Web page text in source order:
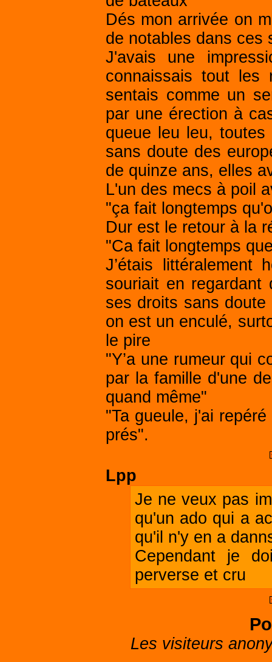
Dés mon arrivée on
de notables dans ces
J'avais une
connaissais tout les
sentais comme un
par une érection à
queue leu leu,
sans doute des
de quinze ans, elles
L'un des mecs à poil
"ça fait longtemps
Dur est le retour à la
"Ca fait longtemps
J’étais
souriait en regardant
ses droits sans doute
on est un enculé,
le pire
"Y’a une rumeur qui
par la famille d'une
quand même"
"Ta gueule, j'ai
prés".
Lpp
Je ne veux pas
qu'un ado qui a
qu'il n'y en a
Cependant je
perverse et cru
Les visiteurs